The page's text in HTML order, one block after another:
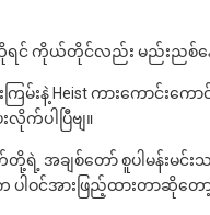
ရင် ကိုယ်တိုင်လည်း မည်းညစ်
ြမ်းနဲ့ Heist ကားကောင်းကေ
က်ပါပြီဗျ။
အချစ်တော် စူပါမန်းမင်းသား
ပါဝင်အားဖြည့်ထားတာဆိုတ